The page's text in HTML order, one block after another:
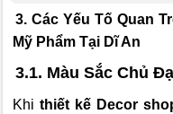
3. Các Yếu Tố Quan
Mỹ Phẩm Tại Dĩ An
3.1. Màu Sắc Chủ
Khi thiết kế Decor